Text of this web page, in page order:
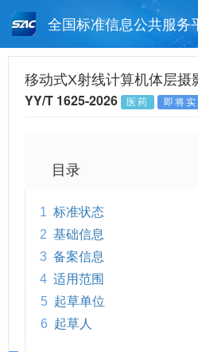
全国标准信息公共服务
月报查询 标准公告
移动式X射线计算机体层摄
YY/T 1625-2026 医药 即将
目录
1 标准状态
2 基础信息
3 备案信息
4 适用范围
5 起草单位
6 起草人